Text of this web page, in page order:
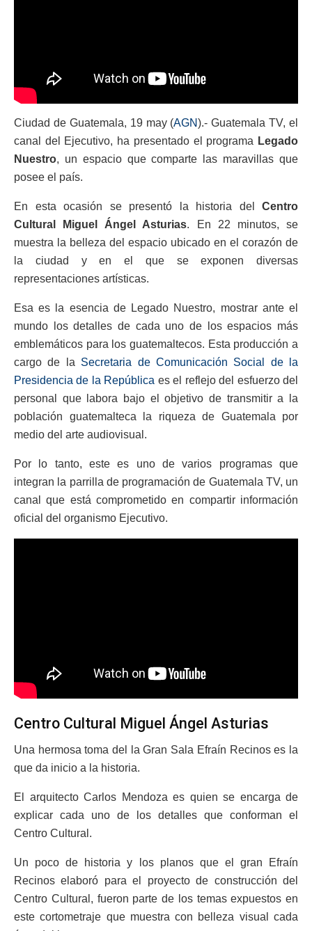
Ciudad de Guatemala, 19 may (AGN).- Guatemala TV, el
canal del Ejecutivo, ha presentado el programa Legado
Nuestro, un espacio que comparte las maravillas que
posee el país.
En esta ocasión se presentó la historia del Centro
Cultural Miguel Ángel Asturias. En 22 minutos, se
muestra la belleza del espacio ubicado en el corazón de
la ciudad y en el que se exponen diversas
representaciones artísticas.
Esa es la esencia de Legado Nuestro, mostrar ante el
mundo los detalles de cada uno de los espacios más
emblemáticos para los guatemaltecos. Esta producción a
cargo de la Secretaria de Comunicación Social de la
Presidencia de la República es el reflejo del esfuerzo del
personal que labora bajo el objetivo de transmitir a la
población guatemalteca la riqueza de Guatemala por
medio del arte audiovisual.
Por lo tanto, este es uno de varios programas que
integran la parrilla de programación de Guatemala TV, un
canal que está comprometido en compartir información
oficial del organismo Ejecutivo.
Centro Cultural Miguel Ángel Asturias
Una hermosa toma del la Gran Sala Efraín Recinos es la
que da inicio a la historia.
El arquitecto Carlos Mendoza es quien se encarga de
explicar cada uno de los detalles que conforman el
Centro Cultural.
Un poco de historia y los planos que el gran Efraín
Recinos elaboró para el proyecto de construcción del
Centro Cultural, fueron parte de los temas expuestos en
este cortometraje que muestra con belleza visual cada